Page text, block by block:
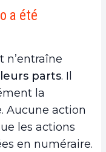
a été
n’entraîne
parts. Il
la
Aucune action
les actions
en numéraire.